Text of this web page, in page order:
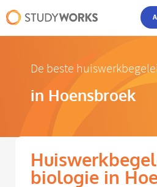
De beste
in Hoensbroek
biologie in